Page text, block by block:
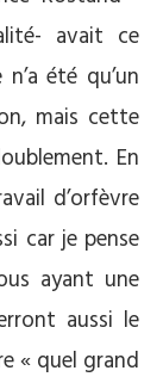
avait ce
été qu’un
mais cette
En
d’orfèvre
car je pense
ayant une
aussi le
« quel grand